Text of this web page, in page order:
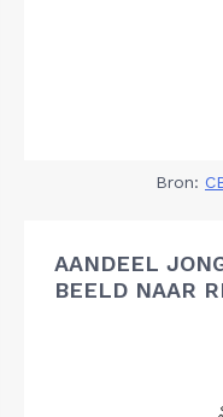
Bron:
AANDEEL
BEELD NAAR